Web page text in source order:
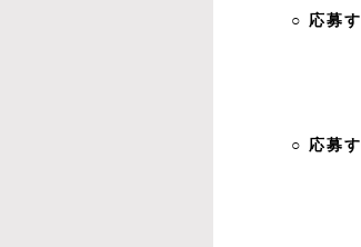
○ 応募
○ 応募